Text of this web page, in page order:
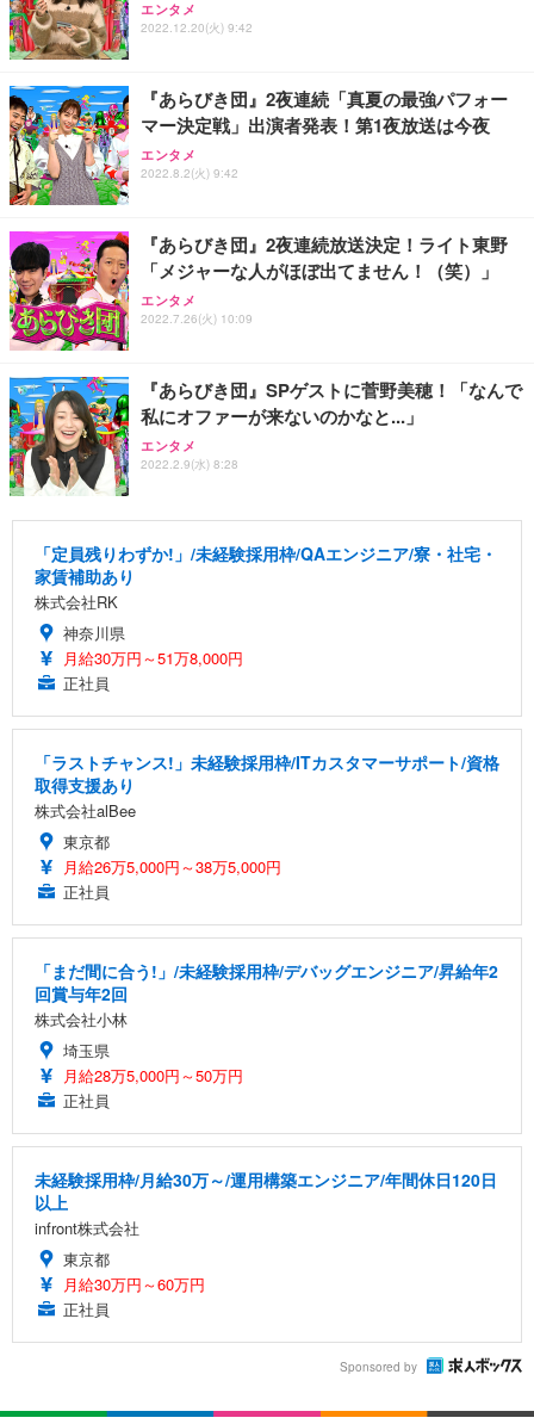
エンタメ
2022.12.20(火) 9:42
『あらびき団』2夜連続「真夏の最強パフォー
マー決定戦」出演者発表！第1夜放送は今夜
エンタメ
2022.8.2(火) 9:42
『あらびき団』2夜連続放送決定！ライト東野
「メジャーな人がほぼ出てません！（笑）」
エンタメ
2022.7.26(火) 10:09
『あらびき団』SPゲストに菅野美穂！「なんで
私にオファーが来ないのかなと...」
エンタメ
2022.2.9(水) 8:28
「定員残りわずか!」/未経験採用枠/QAエンジニア/寮・社宅・
家賃補助あり
株式会社RK
神奈川県
月給30万円～51万8,000円
正社員
「ラストチャンス!」未経験採用枠/ITカスタマーサポート/資格
取得支援あり
株式会社alBee
東京都
月給26万5,000円～38万5,000円
正社員
「まだ間に合う!」/未経験採用枠/デバッグエンジニア/昇給年2
回賞与年2回
株式会社小林
埼玉県
月給28万5,000円～50万円
正社員
未経験採用枠/月給30万～/運用構築エンジニア/年間休日120日
以上
infront株式会社
東京都
月給30万円～60万円
正社員
Sponsored by